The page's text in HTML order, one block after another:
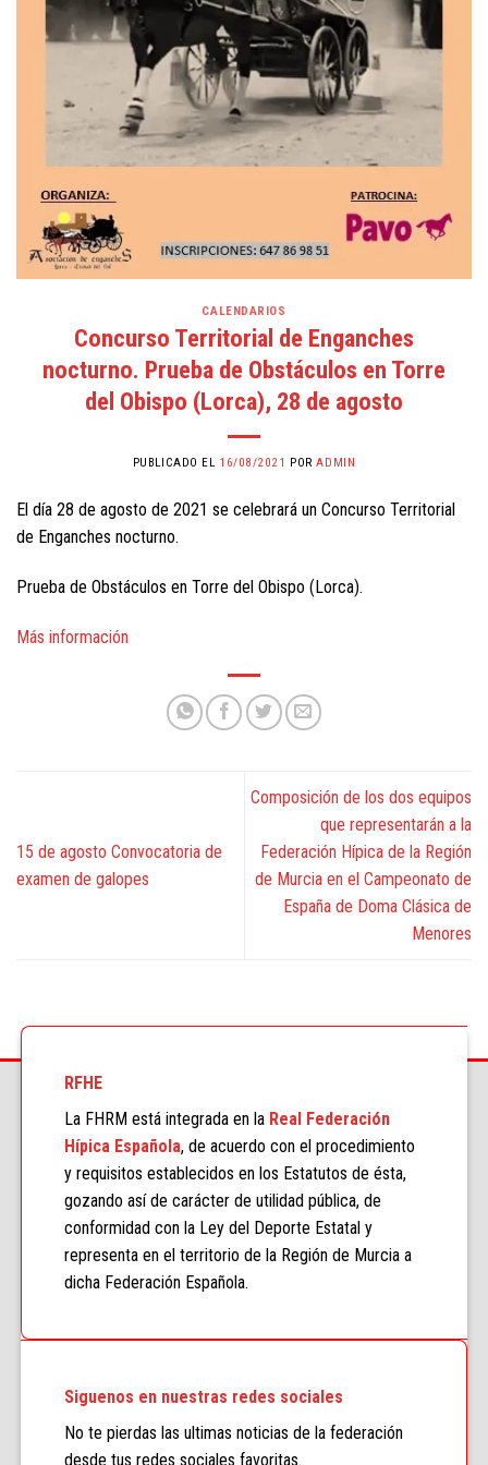
CALENDARIOS
Concurso Territorial de Enganches
nocturno. Prueba de Obstáculos en Torre
del Obispo (Lorca), 28 de agosto
PUBLICADO EL 16/08/2021 PORADMIN
El día 28 de agosto de 2021 se celebrará un Concurso Territorial
de Enganches nocturno.
Prueba de Obstáculos en Torre del Obispo (Lorca).
Más información
15 de agosto Convocatoria de
examen de galopes
Composición de los dos equipos
que representarán a la
Federación Hípica de la Región
de Murcia en el Campeonato de
España de Doma Clásica de
Menores
RFHE
La FHRM está integrada en la Real Federación
Hípica Española, de acuerdo con el procedimiento
y requisitos establecidos en los Estatutos de ésta,
gozando así de carácter de utilidad pública, de
conformidad con la Ley del Deporte Estatal y
representa en el territorio de la Región de Murcia a
dicha Federación Española.
Siguenos en nuestras redes sociales
No te pierdas las ultimas noticias de la federación
desde tus redes sociales favoritas.